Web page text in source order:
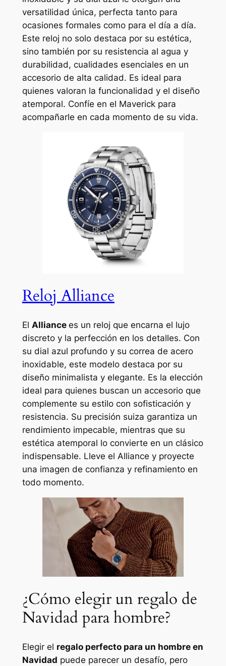
versatilidad única, perfecta tanto para
ocasiones formales como para el día a día.
Este reloj no solo destaca por su estética,
sino también por su resistencia al agua y
durabilidad, cualidades esenciales en un
accesorio de alta calidad. Es ideal para
quienes valoran la funcionalidad y el diseño
atemporal. Confíe en el Maverick para
acompañarle en cada momento de su vida.
Reloj Alliance
El Alliance es un reloj que encarna el lujo
discreto y la perfección en los detalles. Con
su dial azul profundo y su correa de acero
inoxidable, este modelo destaca por su
diseño minimalista y elegante. Es la elección
ideal para quienes buscan un accesorio que
complemente su estilo con sofisticación y
resistencia. Su precisión suiza garantiza un
rendimiento impecable, mientras que su
estética atemporal lo convierte en un clásico
indispensable. Lleve el Alliance y proyecte
una imagen de confianza y refinamiento en
todo momento.
¿Cómo elegir un regalo de
Navidad para hombre?
Elegir el regalo perfecto para un hombre en
Navidad puede parecer un desafío, pero